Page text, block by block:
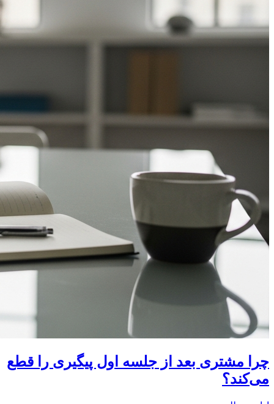
چرا مشتری بعد از جلسه اول پیگیری را قطع
می‌کند؟